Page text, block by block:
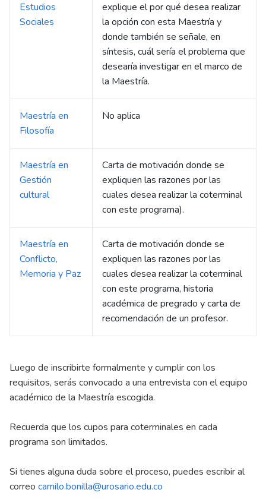
Estudios
Sociales
explique el por qué desea realizar
la opción con esta Maestría y
donde también se señale, en
síntesis, cuál sería el problema que
desearía investigar en el marco de
la Maestría.
Maestría en
Filosofía
No aplica
Maestría en
Gestión
cultural
Carta de motivación donde se
expliquen las razones por las
cuales desea realizar la coterminal
con este programa).
Maestría en
Conflicto,
Memoria y Paz
Carta de motivación donde se
expliquen las razones por las
cuales desea realizar la coterminal
con este programa, historia
académica de pregrado y carta de
recomendación de un profesor.
Luego de inscribirte formalmente y cumplir con los
requisitos, serás convocado a una entrevista con el equipo
académico de la Maestría escogida.
Recuerda que los cupos para coterminales en cada
programa son limitados.
Si tienes alguna duda sobre el proceso, puedes escribir al
correo camilo.bonilla@urosario.edu.co